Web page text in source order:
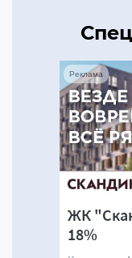
ЖК
18%
Реклама